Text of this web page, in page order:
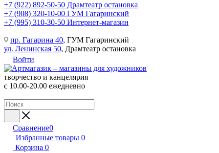
+7 (922) 892-50-50 Драмтеатр остановка
+7 (908) 320-10-00 ГУМ Гагаринский
+7 (995) 310-30-50 Интернет-магазин
пр. Гагарина 40, ГУМ Гагаринский
ул. Ленинская 50, Драмтеатр остановка
Войти
творчество и канцелярия
с 10.00-20.00 ежедневно
Сравнение0
Избранные товары 0
Корзина 0